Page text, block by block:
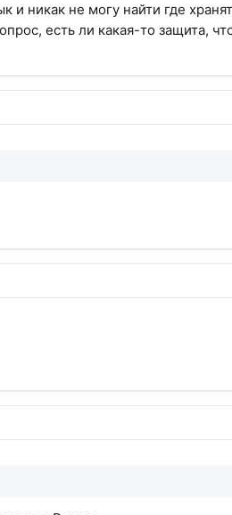
никак не могу найти где
есть ли какая-то защита,